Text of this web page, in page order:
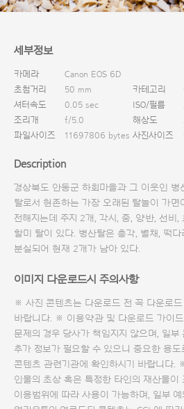
세부정보
카메라
Canon EOS 6D
초첨거리
50 mm 카테고리
셔터속도
0.05 sec ISO/필름
조리개
f/5.0 해상도
파일사이즈
11697806 bytes 사진사이즈
Description
경상북도 안동군 하회마을과 그 이웃인 병
탈로서 현존하는 가장 오래된 탈놀이 가면
전해지는데 주지 2개, 각시, 중, 양반, 선비,
할미 탈이 있다. 병산탈은 총각, 별채, 떡
분실되어 현재 2개가 남아 있다.
이미지 다운로드시 주의사항
※ 사진 콘텐츠는 다운로드 전 꼭 다운로
바랍니다. ※ 이용약관 및 다운로드 가이드
문제의 경우 당사가 책임지지 않으며, 일부
추가 정보가 필요할 수 있으니 중요한 용도
콘텐츠 관련기관에 확인하시기 바랍니다.
인물의 초상 혹은 특정한 타인의 재산물이
이용범위에 따라 사용이 가능하며, 일부